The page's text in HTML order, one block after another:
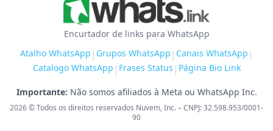
Encurtador de links para WhatsApp
Atalho WhatsApp | Grupos WhatsApp | Canais WhatsApp |
Catalogo WhatsApp | Frases Status | Página Bio Link
Importante: Não somos afiliados à Meta ou WhatsApp Inc.
2026© Todos os direitos reservados Nuvem, Inc. – CNPJ: 32.598.953/0001-
90